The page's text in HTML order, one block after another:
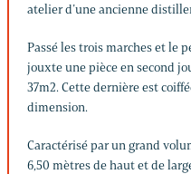
atelier d’une ancienne
Passé les trois marches et le
jouxte une pièce en second
37m2. Cette dernière est
dimension.
Caractérisé par un grand
6,50 mètres de haut et de